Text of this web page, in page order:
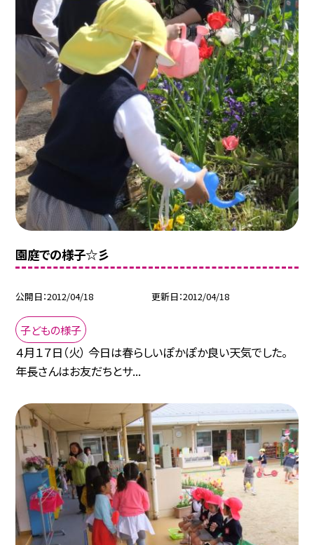
園庭での様子☆彡
公開日 2012/04/18 更新日 2012/04/18
子どもの様子
４月１７日（火） 今日は春らしいぽかぽか良い天気でした。
年長さんはお友だちとサ...